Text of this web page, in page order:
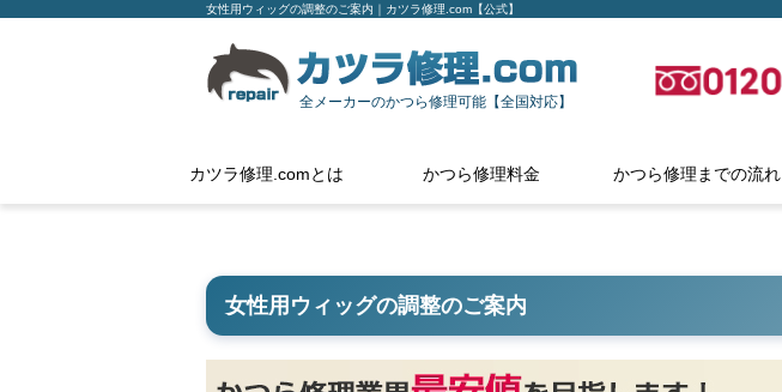
女性用ウィッグの調整のご案内｜カツラ修理.com【公式】
全メーカーのかつら修理可能【全国対応】
カツラ修理.comとは かつら修理料金 かつら修理までの流れ
女性用ウィッグの調整のご案内